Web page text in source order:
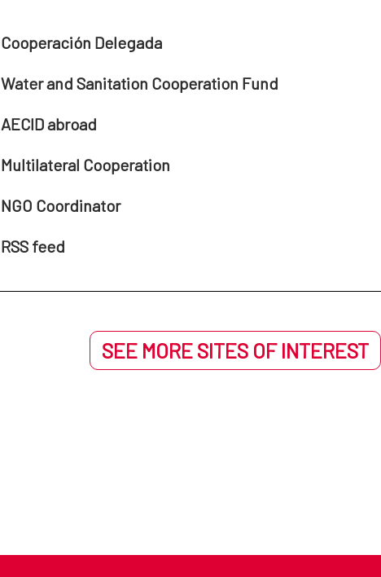
Cooperación Delegada
Water and Sanitation Cooperation Fund
AECID abroad
Multilateral Cooperation
NGO Coordinator
RSS feed
SEE MORE SITES OF INTEREST